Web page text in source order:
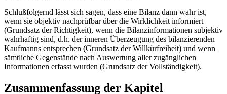
Schlußfolgernd lässt sich sagen, dass eine Bilanz dann wahr ist,
wenn sie objektiv nachprüfbar über die Wirklichkeit informiert
(Grundsatz der Richtigkeit), wenn die Bilanzinformationen subjektiv
wahrhaftig sind, d.h. der inneren Überzeugung des bilanzierenden
Kaufmanns entsprechen (Grundsatz der Willkürfreiheit) und wenn
sämtliche Gegenstände nach Auswertung aller zugänglichen
Informationen erfasst wurden (Grundsatz der Vollständigkeit).
Zusammenfassung der Kapitel